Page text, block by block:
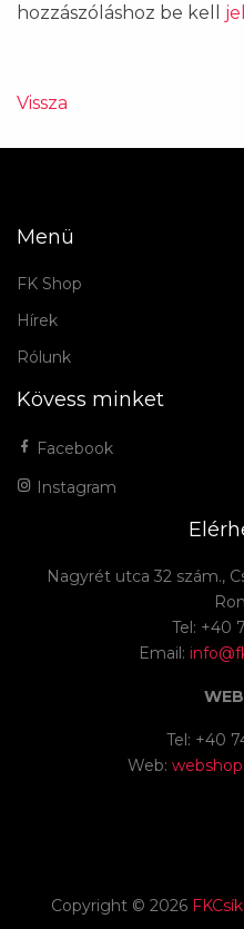
hozzászóláshoz be kell
Vissza
Menü
FK Shop
Hírek
Rólunk
Kövess minket
Facebook
Instagram
Nagyrét utca 32 szám.,
Tel: +40
Email:
Tel: +40
Web:
Copyright © 2026